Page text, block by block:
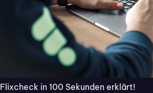
Flixcheck in 100 Sekunden erklärt!
Ansprechperson:
Olaf Misch
„Flixcheck begleitet